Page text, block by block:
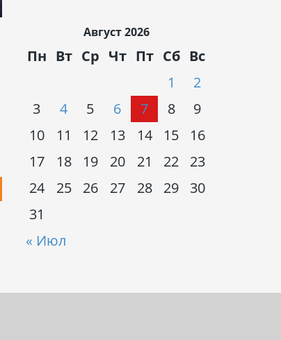
Август 2026
Пн Вт Ср Чт Пт Сб Вс
« Июл
1
2
3
4 5 6 7 8
9
10
11 12 13 14 15
16
17
18 19 20 21 22
23
24
25 26 27 28 29
30
31